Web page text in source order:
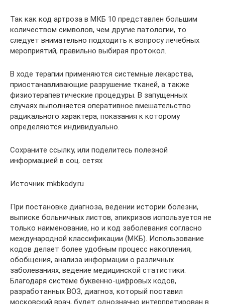
Так как код артроза в МКБ 10 представлен большим
количеством символов, чем другие патологии, то
следует внимательно подходить к вопросу лечебных
мероприятий, правильно выбирая протокол.
В ходе терапии применяются системные лекарства,
приостанавливающие разрушение тканей, а также
физиотерапевтические процедуры. В запущенных
случаях выполняется оперативное вмешательство
радикального характера, показания к которому
определяются индивидуально.
Сохраните ссылку, или поделитесь полезной
информацией в соц. сетях
Источник mkbkody.ru
При постановке диагноза, ведении истории болезни,
выписке больничных листов, эпикризов используется не
только наименование, но и код заболевания согласно
международной классификации (МКБ). Использование
кодов делает более удобным процесс накопления,
обобщения, анализа информации о различных
заболеваниях, ведение медицинской статистики.
Благодаря системе буквенно-цифровых кодов,
разработанных ВОЗ, диагноз, который поставил
московский врач, будет однозначно интерпретирован в